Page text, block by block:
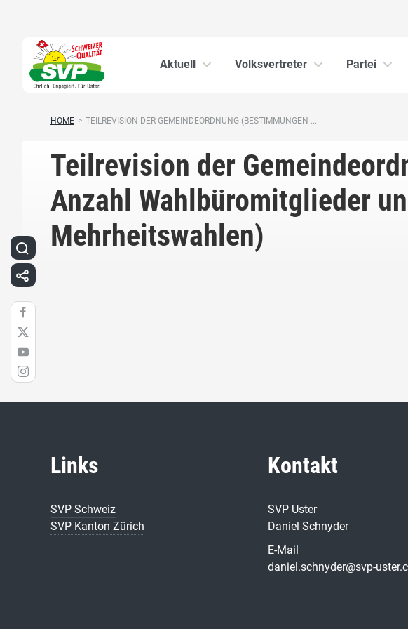
Aktuell Volksvertreter Partei
HOME > TEILREVISION DER GEMEINDEORDNUNG (BESTIMMUNGEN ...
Teilrevision der
Anzahl Wahlbüromitglieder
Mehrheitswahlen)
Links
SVP Schweiz
SVP Kanton Zürich
Kontakt
SVP Uster
Daniel Schnyder
E-Mail
daniel.schnyder@svp-